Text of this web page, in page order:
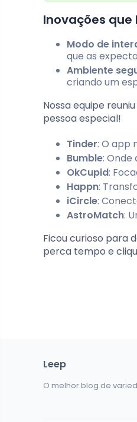
Inovações que
Modo de
que as
Ambiente
criando um
Nossa equipe
pessoa especial!
Tinder: O app
Bumble: Onde
OkCupid:
Happn:
iCircle:
AstroMatch:
Ficou curioso para
perca tempo e
Leep
O melhor blog de